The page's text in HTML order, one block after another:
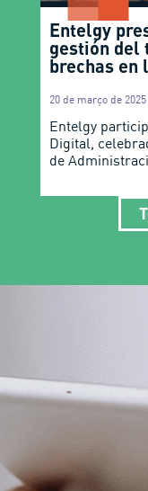
Entelgy
gestión del
brechas en
20 de março de 2025
Entelgy
Digital,
de